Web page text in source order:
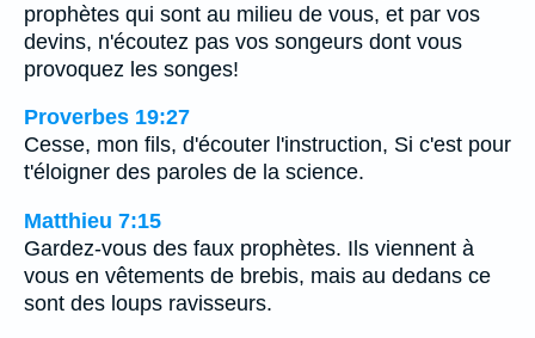
prophètes qui sont au milieu de vous, et par vos
devins, n'écoutez pas vos songeurs dont vous
provoquez les songes!
Proverbes 19:27
Cesse, mon fils, d'écouter l'instruction, Si c'est pour
t'éloigner des paroles de la science.
Matthieu 7:15
Gardez-vous des faux prophètes. Ils viennent à
vous en vêtements de brebis, mais au dedans ce
sont des loups ravisseurs.